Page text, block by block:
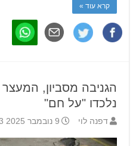
קרא עוד »
הגניבה מסביון,
נלכדו "על חם"
דפנה לוי 9 נובמבר 2025 7:33